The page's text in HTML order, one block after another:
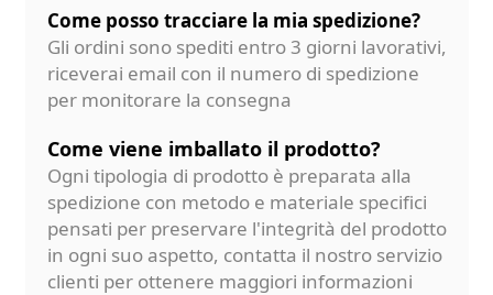
Come posso tracciare la mia spedizione?
Gli ordini sono spediti entro 3 giorni lavorativi,
riceverai email con il numero di spedizione
per monitorare la consegna
Come viene imballato il prodotto?
Ogni tipologia di prodotto è preparata alla
spedizione con metodo e materiale specifici
pensati per preservare l'integrità del prodotto
in ogni suo aspetto, contatta il nostro servizio
clienti per ottenere maggiori informazioni